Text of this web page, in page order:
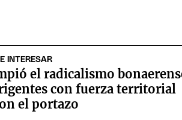
INTERESAR
el radicalismo
con fuerza territorial
el portazo